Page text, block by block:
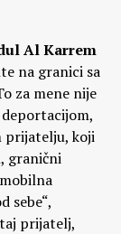
Al Karrem
na granici sa
za mene nije
deportacijom,
prijatelju, koji
granični
sebe“,
prijatelj,